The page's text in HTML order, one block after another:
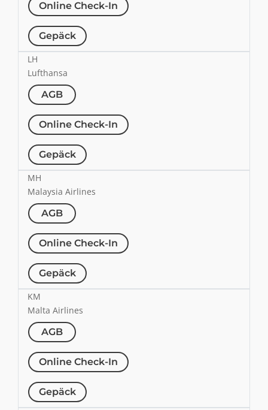
Online Check-In
Gepäck
LH
Lufthansa
AGB
Online Check-In
Gepäck
MH
Malaysia Airlines
AGB
Online Check-In
Gepäck
KM
Malta Airlines
AGB
Online Check-In
Gepäck